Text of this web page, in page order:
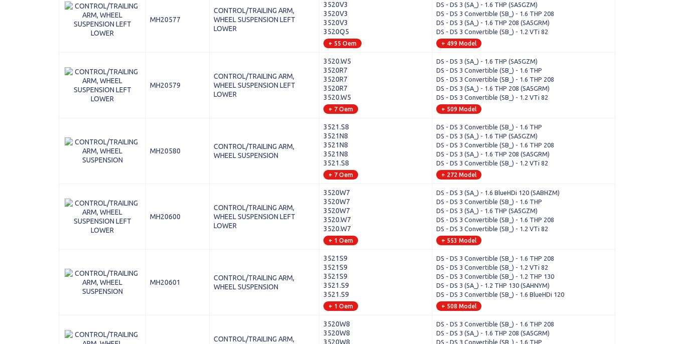
MH20577
CONTROL/TRAILING ARM,
WHEEL SUSPENSION LEFT
LOWER
3520V3
3520V3
3520V3
3520Q5
+ 55 Oem
DS - DS 3 (SA_) - 1.6 THP (SA5GZM)
DS - DS 3 Convertible (SB_) - 1.6 THP 208
DS - DS 3 (SA_) - 1.6 THP 208 (SA5GRM)
DS - DS 3 Convertible (SB_) - 1.2 VTi 82
+ 499 Model
MH20579
CONTROL/TRAILING ARM,
WHEEL SUSPENSION LEFT
LOWER
3520.W5
3520R7
3520R7
3520R7
3520.W5
+ 7 Oem
DS - DS 3 (SA_) - 1.6 THP (SA5GZM)
DS - DS 3 Convertible (SB_) - 1.6 THP
DS - DS 3 Convertible (SB_) - 1.6 THP 208
DS - DS 3 (SA_) - 1.6 THP 208 (SA5GRM)
DS - DS 3 Convertible (SB_) - 1.2 VTi 82
+ 509 Model
MH20580
CONTROL/TRAILING ARM,
WHEEL SUSPENSION
3521.S8
3521N8
3521N8
3521N8
3521.S8
+ 7 Oem
DS - DS 3 Convertible (SB_) - 1.6 THP
DS - DS 3 (SA_) - 1.6 THP (SA5GZM)
DS - DS 3 Convertible (SB_) - 1.6 THP 208
DS - DS 3 (SA_) - 1.6 THP 208 (SA5GRM)
DS - DS 3 Convertible (SB_) - 1.2 VTi 82
+ 272 Model
MH20600
CONTROL/TRAILING ARM,
WHEEL SUSPENSION LEFT
LOWER
3520W7
3520W7
3520W7
3520.W7
3520.W7
+ 1 Oem
DS - DS 3 (SA_) - 1.6 BlueHDi 120 (SABHZM)
DS - DS 3 Convertible (SB_) - 1.6 THP
DS - DS 3 (SA_) - 1.6 THP (SA5GZM)
DS - DS 3 Convertible (SB_) - 1.6 THP 208
DS - DS 3 Convertible (SB_) - 1.2 VTi 82
+ 553 Model
MH20601
CONTROL/TRAILING ARM,
WHEEL SUSPENSION
3521S9
3521S9
3521S9
3521.S9
3521.S9
+ 1 Oem
DS - DS 3 Convertible (SB_) - 1.6 THP 208
DS - DS 3 Convertible (SB_) - 1.2 VTi 82
DS - DS 3 Convertible (SB_) - 1.2 THP 130
DS - DS 3 (SA_) - 1.2 THP 130 (SAHNYM)
DS - DS 3 Convertible (SB_) - 1.6 BlueHDi 120
+ 508 Model
CONTROL/TRAILING ARM,
3520W8
3520W8
3520W8
DS - DS 3 Convertible (SB_) - 1.6 THP 208
DS - DS 3 (SA_) - 1.6 THP 208 (SA5GRM)
DS - DS 3 Convertible (SB_) - 1.6 THP